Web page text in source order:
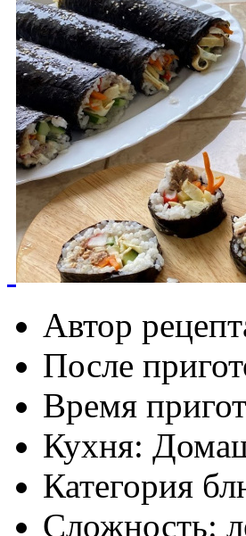
Автор
После
Время
Кухня:
Категория
Сложность: